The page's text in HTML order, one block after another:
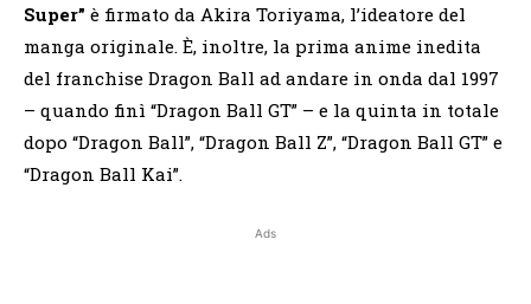
Super” è firmato da Akira Toriyama, l’ideatore del
manga originale. È, inoltre, la prima anime inedita
del franchise Dragon Ball ad andare in onda dal 1997
– quando finì “Dragon Ball GT” – e la quinta in totale
dopo “Dragon Ball”, “Dragon Ball Z”, “Dragon Ball GT” e
“Dragon Ball Kai”.
Ads